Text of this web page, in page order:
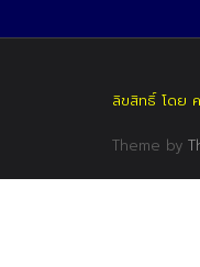
ลิขสิทธิ์ โดย
Theme by